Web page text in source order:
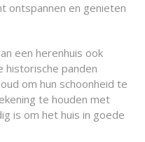
ontspannen en genieten
een herenhuis ook
historische panden
om hun schoonheid te
te houden met
is om het huis in goede